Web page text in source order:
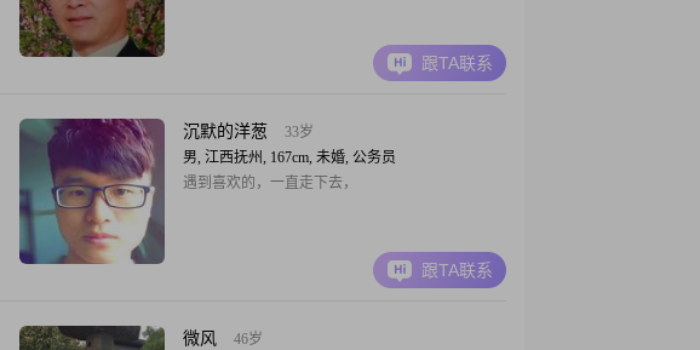
跟TA联系
沉默的洋葱
33岁
男, 江西抚州, 167cm, 未婚, 公务员
遇到喜欢的，一直走下去，
跟TA联系
微风
46岁